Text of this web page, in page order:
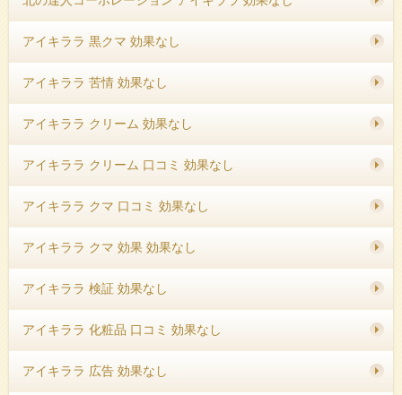
アイキララ 黒クマ 効果なし
アイキララ 苦情 効果なし
アイキララ クリーム 効果なし
アイキララ クリーム 口コミ 効果なし
アイキララ クマ 口コミ 効果なし
アイキララ クマ 効果 効果なし
アイキララ 検証 効果なし
アイキララ 化粧品 口コミ 効果なし
アイキララ 広告 効果なし